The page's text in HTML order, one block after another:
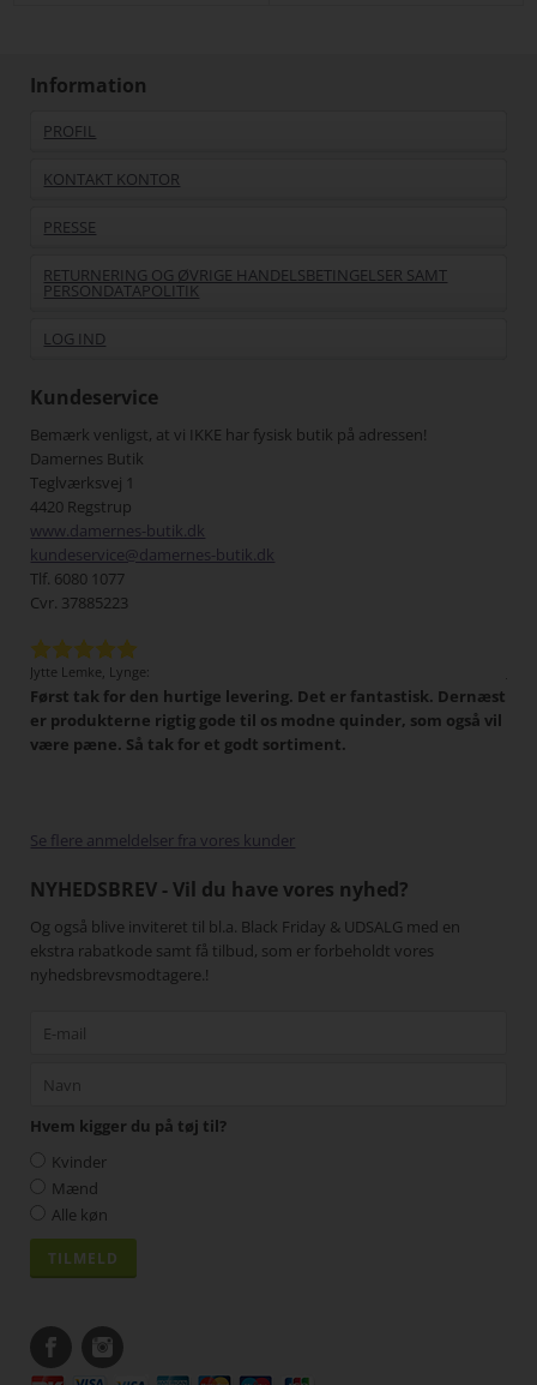
Information
PROFIL
KONTAKT KONTOR
PRESSE
RETURNERING OG ØVRIGE HANDELSBETINGELSER SAMT
PERSONDATAPOLITIK
LOG IND
Kundeservice
Bemærk venligst, at vi IKKE har fysisk butik på adressen!
Damernes Butik
Teglværksvej 1
4420 Regstrup
www.damernes-butik.dk
kundeservice@damernes-butik.dk
Tlf. 6080 1077
Cvr. 37885223
Jytte Lemke, Lynge:
Først tak for den hurtige levering. Det er fantastisk. Dernæst
er produkterne rigtig gode til os modne quinder, som også vil
være pæne. Så tak for et godt sortiment.
Se flere anmeldelser fra vores kunder
NYHEDSBREV - Vil du have vores nyhed?
Og også blive inviteret til bl.a. Black Friday & UDSALG med en
ekstra rabatkode samt få tilbud, som er forbeholdt vores
nyhedsbrevsmodtagere.!
Hvem kigger du på tøj til?
Kvinder
Mænd
Alle køn